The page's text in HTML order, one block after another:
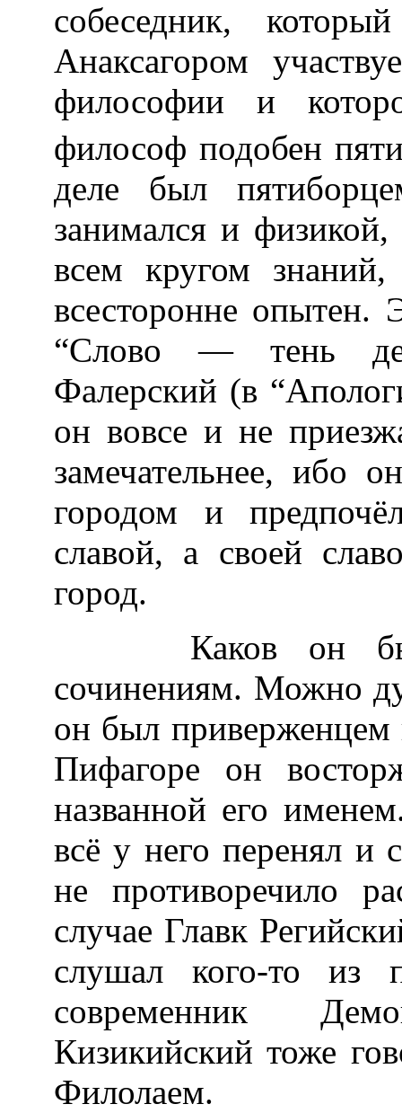
собеседник,
Анаксагором
философии и
философ подобен
деле был
занимался и
всем кругом
всесторонне опытен.
“Слово — тень
Фалерский (в
он вовсе и не
замечательнее, ибо
городом и
славой, а своей
город.
Каков он
сочинениям. Можно
он был приверженцем
Пифагоре он
названной его
всё у него перенял и
не противоречило
случае Главк
слушал кого-то из
современник
Кизикийский тоже
Филолаем.